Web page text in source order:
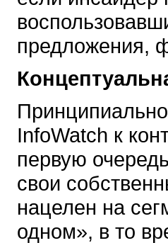
предложения,
InfoWatch к
первую
свои
нацелен на
одном», в то